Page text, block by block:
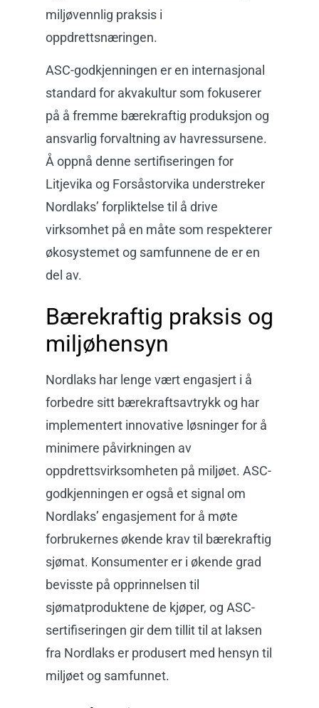
miljøvennlig praksis i
oppdrettsnæringen.
ASC-godkjenningen er en internasjonal
standard for akvakultur som fokuserer
på å fremme bærekraftig produksjon og
ansvarlig forvaltning av havressursene.
Å oppnå denne sertifiseringen for
Litjevika og Forsåstorvika understreker
Nordlaks’ forpliktelse til å drive
virksomhet på en måte som respekterer
økosystemet og samfunnene de er en
del av.
Bærekraftig praksis og
miljøhensyn
Nordlaks har lenge vært engasjert i å
forbedre sitt bærekraftsavtrykk og har
implementert innovative løsninger for å
minimere påvirkningen av
oppdrettsvirksomheten på miljøet. ASC-
godkjenningen er også et signal om
Nordlaks’ engasjement for å møte
forbrukernes økende krav til bærekraftig
sjømat. Konsumenter er i økende grad
bevisste på opprinnelsen til
sjømatproduktene de kjøper, og ASC-
sertifiseringen gir dem tillit til at laksen
fra Nordlaks er produsert med hensyn til
miljøet og samfunnet.